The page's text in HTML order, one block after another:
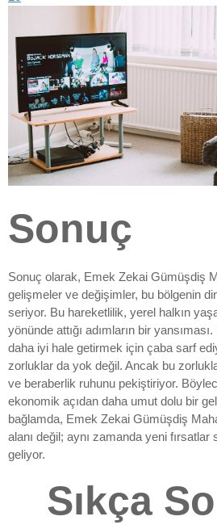
Sonuç
Sonuç olarak, Emek Zekai Gümüşdiş
gelişmeler ve değişimler, bu bölgenin
seriyor. Bu hareketlilik, yerel halkın
yönünde attığı adımların bir
daha iyi hale getirmek için çaba sarf
zorluklar da yok değil. Ancak bu
ve beraberlik ruhunu pekiştiriyor.
ekonomik açıdan daha umut dolu bir
bağlamda, Emek Zekai Gümüşdiş
alanı değil; aynı zamanda yeni
geliyor.
Sıkça